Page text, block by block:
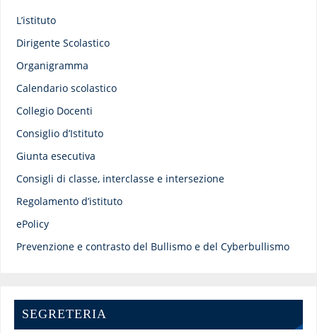
L’istituto
Dirigente Scolastico
Organigramma
Calendario scolastico
Collegio Docenti
Consiglio d’Istituto
Giunta esecutiva
Consigli di classe, interclasse e intersezione
Regolamento d’istituto
ePolicy
Prevenzione e contrasto del Bullismo e del Cyberbullismo
SEGRETERIA